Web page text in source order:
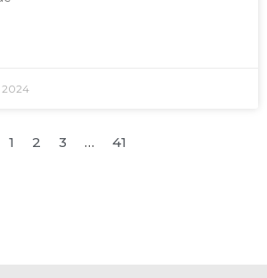
2024
1 2 3 … 41